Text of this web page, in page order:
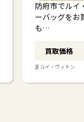
防府市でルイ
ーバッグをお
も…
買取価格
# ルイ・ヴィトン